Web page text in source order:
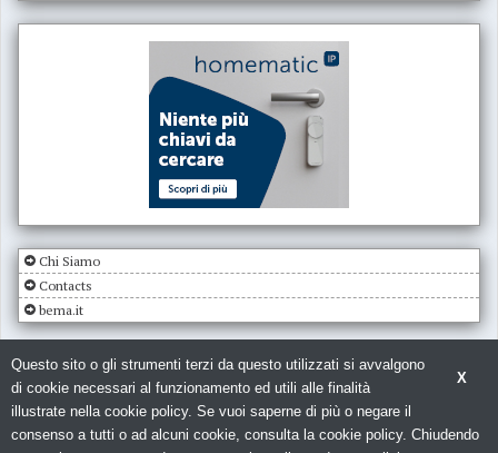
Chi Siamo
Contacts
bema.it
© Copyright 2026. Impianto Elettrico - N.ro Iscrizione ROC 5836 -
X
Questo sito o gli strumenti terzi da questo utilizzati si avvalgono
di cookie necessari al funzionamento ed utili alle finalità
illustrate nella cookie policy. Se vuoi saperne di più o negare il
consenso a tutti o ad alcuni cookie, consulta la cookie policy. Chiudendo